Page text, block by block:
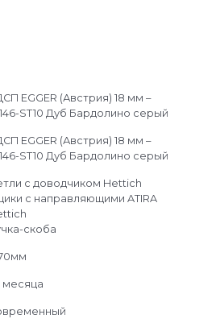
EGGER (Австрия) 18 мм –
ST10 Дуб Бардолино серый
EGGER (Австрия) 18 мм –
ST10 Дуб Бардолино серый
c доводчиком Hettich
с направляющими ATIRA
скоба
месяца